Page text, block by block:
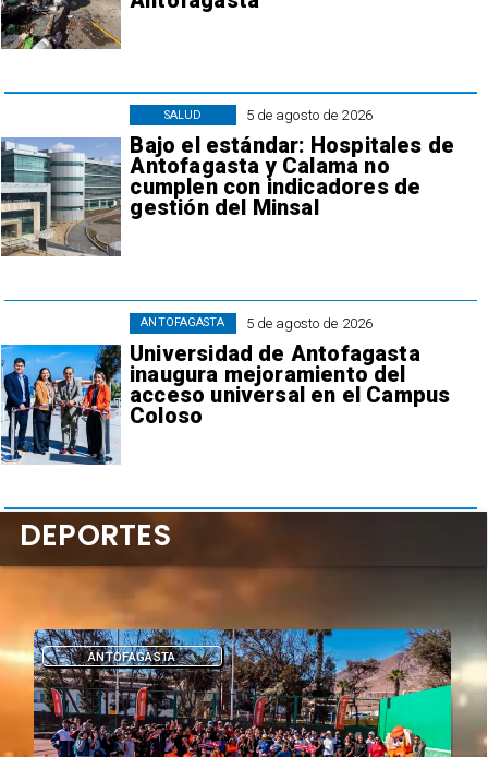
5 de agosto de 2026
Bajo el estándar: Hospitales de
Antofagasta y Calama no
cumplen con indicadores de
gestión del Minsal
SALUD
5 de agosto de 2026
Universidad de Antofagasta
inaugura mejoramiento del
acceso universal en el Campus
Coloso
ANTOFAGASTA
DEPORTES
DEPORTES